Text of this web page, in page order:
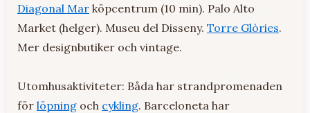
Diagonal Mar köpcentrum (10 min). Palo Alto
Market (helger). Museu del Disseny. Torre Glòries.
Mer designbutiker och vintage.
Utomhusaktiviteter: Båda har strandpromenaden
för löpning och cykling. Barceloneta har